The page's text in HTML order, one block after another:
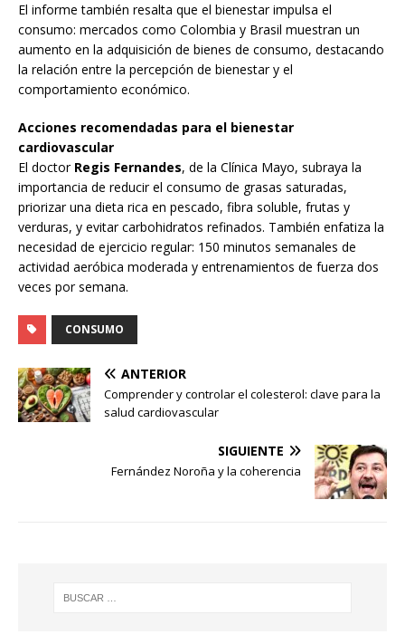
El informe también resalta que el bienestar impulsa el
consumo: mercados como Colombia y Brasil muestran un
aumento en la adquisición de bienes de consumo, destacando
la relación entre la percepción de bienestar y el
comportamiento económico.
Acciones recomendadas para el bienestar
cardiovascular
El doctor Regis Fernandes, de la Clínica Mayo, subraya la
importancia de reducir el consumo de grasas saturadas,
priorizar una dieta rica en pescado, fibra soluble, frutas y
verduras, y evitar carbohidratos refinados. También enfatiza la
necesidad de ejercicio regular: 150 minutos semanales de
actividad aeróbica moderada y entrenamientos de fuerza dos
veces por semana.
CONSUMO
ANTERIOR
Comprender y controlar el colesterol: clave para la
salud cardiovascular
SIGUIENTE
Fernández Noroña y la coherencia